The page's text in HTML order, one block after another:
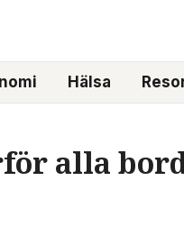
Hälsa
alla